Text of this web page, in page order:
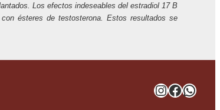
Los efectos indeseables del estradiol 17 B
ésteres de testosterona. Estos resultados se